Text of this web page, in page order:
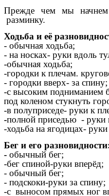
Прежде чем мы начнем
разминку.
Ходьба и её
- обычная ходьба;
- на носках- руки вдоль
-обычная ходьба;
-городки к плечам.
- городки вверх- за спину;
-с высоким подниманием
под коленом стукнуть
-в полуприседе- руки к
-полной приседью - руки
-ходьба на ягодицах-
Бег и его
- обычный бег;
-бег спиной-руки вперёд;
- обычный бег;
- подскоки-руки за спину;
-с выносом прямых ног